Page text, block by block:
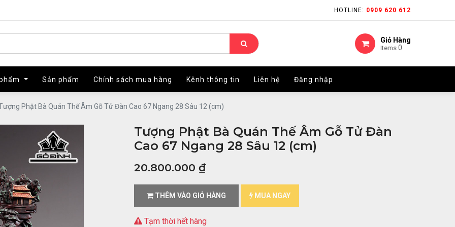
HOTLINE: 0909 620 612
Giỏ Hàng
Items 0
Sản phẩm Chính sách mua hàng Kênh thông tin Liên hệ Đăng nhập
HOTLINE: 0909 620 612
Giỏ Hàng
Items 0
Sản phẩm Chính sách mua hàng Kênh thông tin Liên hệ Đăng nhập
Phật Bà Quán Thế Âm Gỗ Tử Đàn Cao 67 Ngang 28 Sâu 12 (cm)
Tượng Phật Bà Quán Thế Âm Gỗ Tử Đàn
Cao 67 Ngang 28 Sâu 12 (cm)
20.800.000 ₫
THÊM VÀO GIỎ HÀNG MUA NGAY
Tạm thời hết hàng